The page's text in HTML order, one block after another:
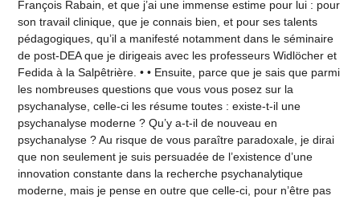
François Rabain, et que j’ai une immense estime pour lui : pour
son travail clinique, que je connais bien, et pour ses talents
pédagogiques, qu’il a manifesté notamment dans le séminaire
de post-DEA que je dirigeais avec les professeurs Widlöcher et
Fedida à la Salpêtrière. • • Ensuite, parce que je sais que parmi
les nombreuses questions que vous vous posez sur la
psychanalyse, celle-ci les résume toutes : existe-t-il une
psychanalyse moderne ? Qu’y a-t-il de nouveau en
psychanalyse ? Au risque de vous paraître paradoxale, je dirai
que non seulement je suis persuadée de l’existence d’une
innovation constante dans la recherche psychanalytique
moderne, mais je pense en outre que celle-ci, pour n’être pas